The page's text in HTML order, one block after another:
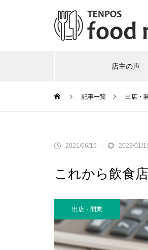
店主の声
記事一覧 出店・
2021/06/15 2023/01/
これから飲食
出店・開業